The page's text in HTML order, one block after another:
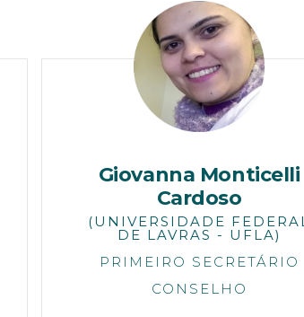
Giovanna Monticelli
Cardoso
(UNIVERSIDADE FEDERAL
DE LAVRAS - UFLA)
PRIMEIRO SECRETÁRIO
CONSELHO